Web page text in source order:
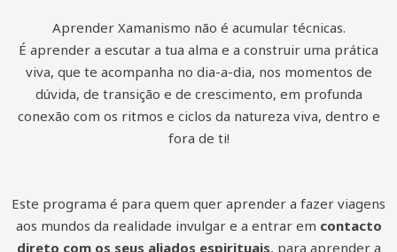
Aprender Xamanismo não é acumular técnicas.
É aprender a escutar a tua alma e a construir uma prática
viva, que te acompanha no dia-a-dia, nos momentos de
dúvida, de transição e de crescimento, em profunda
conexão com os ritmos e ciclos da natureza viva, dentro e
fora de ti!
Este programa é para quem quer aprender a fazer viagens
aos mundos da realidade invulgar e a entrar em contacto
direto com os seus aliados espirituais, para aprender a